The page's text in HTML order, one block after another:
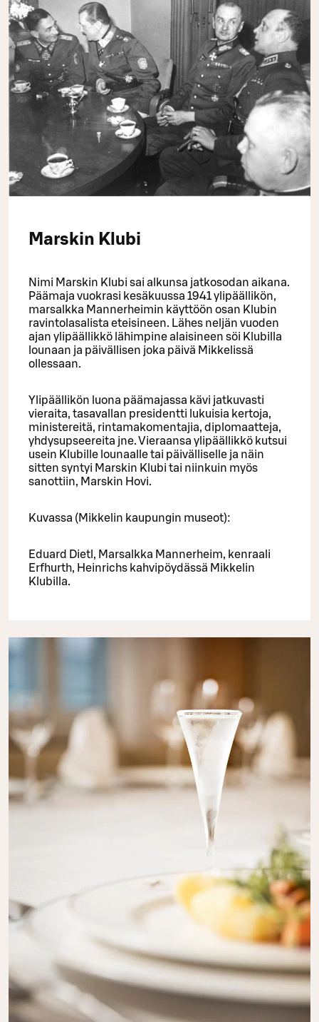
Marskin Klubi
Nimi Marskin Klubi sai alkunsa jatkosodan aikana.
Päämaja vuokrasi kesäkuussa 1941 ylipäällikön,
marsalkka Mannerheimin käyttöön osan Klubin
ravintolasalista eteisineen. Lähes neljän vuoden
ajan ylipäällikkö lähimpine alaisineen söi Klubilla
lounaan ja päivällisen joka päivä Mikkelissä
ollessaan.
Ylipäällikön luona päämajassa kävi jatkuvasti
vieraita, tasavallan presidentti lukuisia kertoja,
ministereitä, rintamakomentajia, diplomaatteja,
yhdysupseereita jne. Vieraansa ylipäällikkö kutsui
usein Klubille lounaalle tai päivälliselle ja näin
sitten syntyi Marskin Klubi tai niinkuin myös
sanottiin, Marskin Hovi.
Kuvassa (Mikkelin kaupungin museot):
Eduard Dietl, Marsalkka Mannerheim, kenraali
Erfhurth, Heinrichs kahvipöydässä Mikkelin
Klubilla.